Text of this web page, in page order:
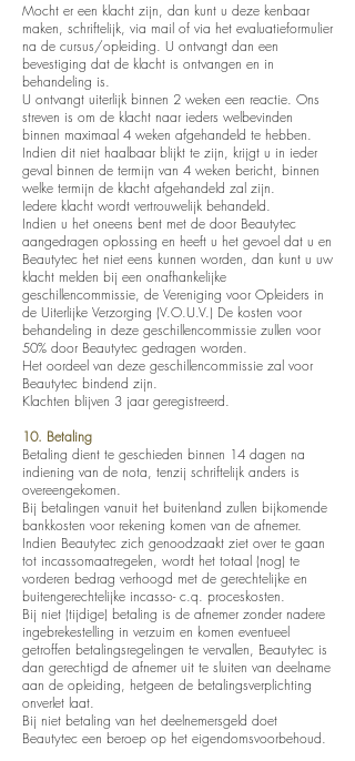
Mocht er een klacht zijn, dan kunt u deze kenbaar
maken, schriftelijk, via mail of via het evaluatieformulier
na de cursus/opleiding. U ontvangt dan een
bevestiging dat de klacht is ontvangen en in
behandeling is.
U ontvangt uiterlijk binnen 2 weken een reactie. Ons
streven is om de klacht naar ieders welbevinden
binnen maximaal 4 weken afgehandeld te hebben.
Indien dit niet haalbaar blijkt te zijn, krijgt u in ieder
geval binnen de termijn van 4 weken bericht, binnen
welke termijn de klacht afgehandeld zal zijn.
Iedere klacht wordt vertrouwelijk behandeld.
Indien u het oneens bent met de door Beautytec
aangedragen oplossing en heeft u het gevoel dat u en
Beautytec het niet eens kunnen worden, dan kunt u uw
klacht melden bij een onafhankelijke
geschillencommissie, de Vereniging voor Opleiders in
de Uiterlijke Verzorging (V.O.U.V.) De kosten voor
behandeling in deze geschillencommissie zullen voor
50% door Beautytec gedragen worden.
Het oordeel van deze geschillencommissie zal voor
Beautytec bindend zijn.
Klachten blijven 3 jaar geregistreerd.
10. Betaling
Betaling dient te geschieden binnen 14 dagen na
indiening van de nota, tenzij schriftelijk anders is
overeengekomen.
Bij betalingen vanuit het buitenland zullen bijkomende
bankkosten voor rekening komen van de afnemer.
Indien Beautytec zich genoodzaakt ziet over te gaan
tot incassomaatregelen, wordt het totaal (nog) te
vorderen bedrag verhoogd met de gerechtelijke en
buitengerechtelijke incasso- c.q. proceskosten.
Bij niet (tijdige) betaling is de afnemer zonder nadere
ingebrekestelling in verzuim en komen eventueel
getroffen betalingsregelingen te vervallen, Beautytec is
dan gerechtigd de afnemer uit te sluiten van deelname
aan de opleiding, hetgeen de betalingsverplichting
onverlet laat.
Bij niet betaling van het deelnemersgeld doet
Beautytec een beroep op het eigendomsvoorbehoud.